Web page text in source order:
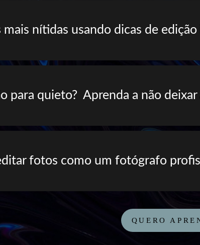
mais nítidas usando dicas de edição
para quieto? Aprenda a não
fotos como um fotógrafo
QUERO